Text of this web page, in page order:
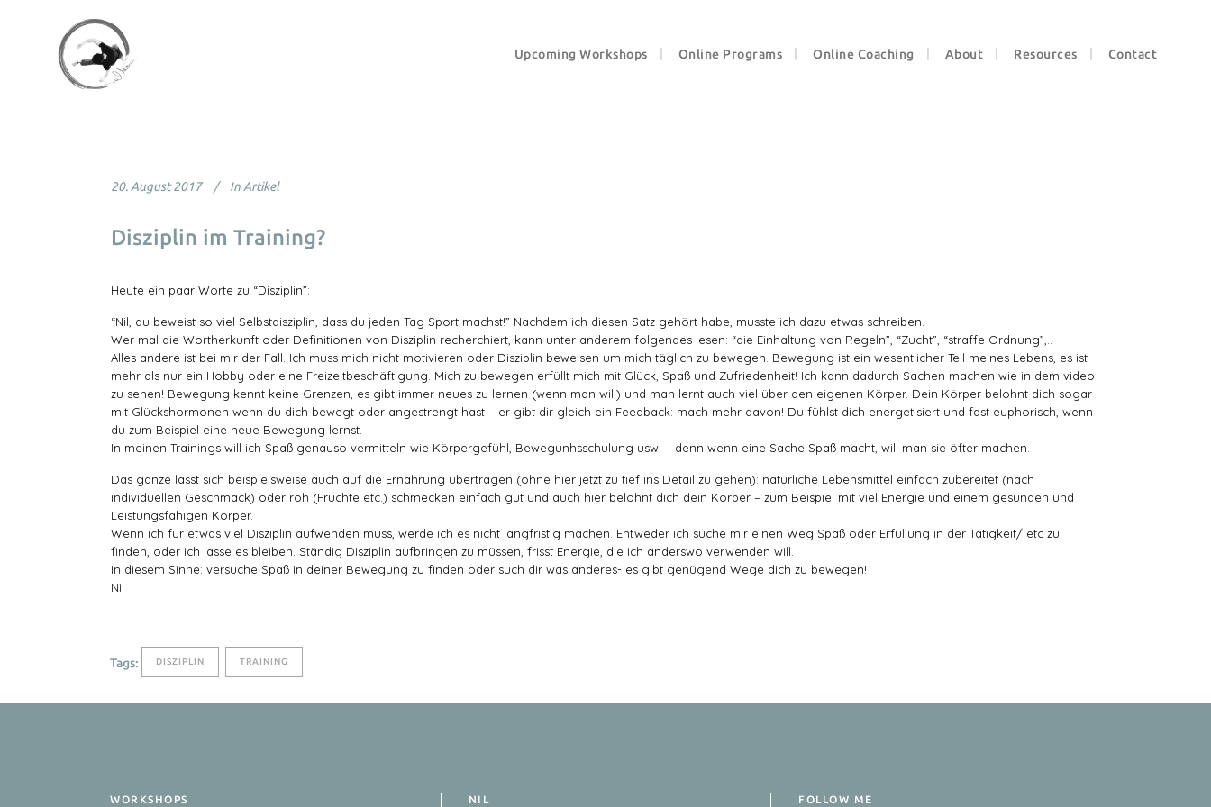
Upcoming Workshops Online Programs Online Coaching About Resources Contact
20. August 2017 In Artikel
Disziplin im Training?
Heute ein paar Worte zu “Disziplin”:
“Nil, du beweist so viel Selbstdisziplin, dass du jeden Tag Sport machst!” Nachdem ich diesen Satz gehört habe, musste ich dazu etwas schreiben.
Wer mal die Wortherkunft oder Definitionen von Disziplin recherchiert, kann unter anderem folgendes lesen: “die Einhaltung von Regeln”, “Zucht”, “straffe Ordnung”,..
Alles andere ist bei mir der Fall. Ich muss mich nicht motivieren oder Disziplin beweisen um mich täglich zu bewegen. Bewegung ist ein wesentlicher Teil meines Lebens, es ist
mehr als nur ein Hobby oder eine Freizeitbeschäftigung. Mich zu bewegen erfüllt mich mit Glück, Spaß und Zufriedenheit! Ich kann dadurch Sachen machen wie in dem video
zu sehen! Bewegung kennt keine Grenzen, es gibt immer neues zu lernen (wenn man will) und man lernt auch viel über den eigenen Körper. Dein Körper belohnt dich sogar
mit Glückshormonen wenn du dich bewegt oder angestrengt hast – er gibt dir gleich ein Feedback: mach mehr davon! Du fühlst dich energetisiert und fast euphorisch, wenn
du zum Beispiel eine neue Bewegung lernst.
In meinen Trainings will ich Spaß genauso vermitteln wie Körpergefühl, Bewegunhsschulung usw. – denn wenn eine Sache Spaß macht, will man sie öfter machen.
Das ganze lässt sich beispielsweise auch auf die Ernährung übertragen (ohne hier jetzt zu tief ins Detail zu gehen): natürliche Lebensmittel einfach zubereitet (nach
individuellen Geschmack) oder roh (Früchte etc.) schmecken einfach gut und auch hier belohnt dich dein Körper – zum Beispiel mit viel Energie und einem gesunden und
Leistungsfähigen Körper.
Wenn ich für etwas viel Disziplin aufwenden muss, werde ich es nicht langfristig machen. Entweder ich suche mir einen Weg Spaß oder Erfüllung in der Tätigkeit/ etc zu
finden, oder ich lasse es bleiben. Ständig Disziplin aufbringen zu müssen, frisst Energie, die ich anderswo verwenden will.
In diesem Sinne: versuche Spaß in deiner Bewegung zu finden oder such dir was anderes- es gibt genügend Wege dich zu bewegen!
Nil
Tags: DISZIPLIN TRAINING
WORKSHOPS NIL FOLLOW ME